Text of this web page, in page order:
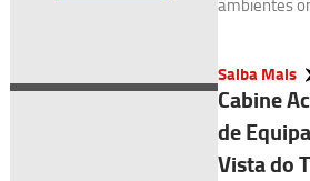
ambientes
Saiba Mais
Cabine
de
Vista do